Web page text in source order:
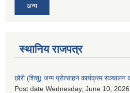
अन्य
स्थानिय राजपत्र
छोरी (शिशु) जन्म प्रोत्साहन कार्यक्रम सञ्चालन
Post date Wednesday, June 10,